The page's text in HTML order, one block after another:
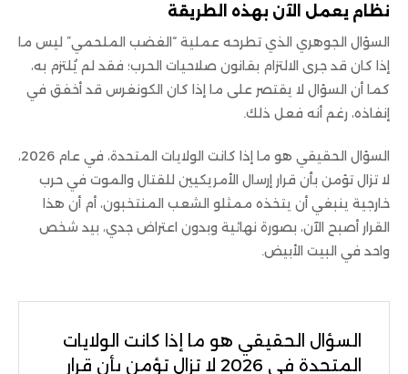
نظام يعمل الآن بهذه الطريقة
السؤال الجوهري الذي تطرحه عملية “الغضب الملحمي” ليس ما
إذا كان قد جرى الالتزام بقانون صلاحيات الحرب؛ فقد لم يُلتزم به،
كما أن السؤال لا يقتصر على ما إذا كان الكونغرس قد أخفق في
إنفاذه، رغم أنه فعل ذلك.
السؤال الحقيقي هو ما إذا كانت الولايات المتحدة، في عام 2026،
لا تزال تؤمن بأن قرار إرسال الأمريكيين للقتال والموت في حرب
خارجية ينبغي أن يتخذه ممثلو الشعب المنتخبون، أم أن هذا
القرار أصبح الآن، بصورة نهائية وبدون اعتراض جدي، بيد شخص
واحد في البيت الأبيض.
السؤال الحقيقي هو ما إذا كانت الولايات
المتحدة في 2026 لا تزال تؤمن بأن قرار